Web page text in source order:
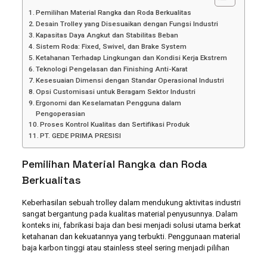
Pemilihan Material Rangka dan Roda Berkualitas
Desain Trolley yang Disesuaikan dengan Fungsi Industri
Kapasitas Daya Angkut dan Stabilitas Beban
Sistem Roda: Fixed, Swivel, dan Brake System
Ketahanan Terhadap Lingkungan dan Kondisi Kerja Ekstrem
Teknologi Pengelasan dan Finishing Anti-Karat
Kesesuaian Dimensi dengan Standar Operasional Industri
Opsi Customisasi untuk Beragam Sektor Industri
Ergonomi dan Keselamatan Pengguna dalam
Pengoperasian
Proses Kontrol Kualitas dan Sertifikasi Produk
PT. GEDE PRIMA PRESISI
Pemilihan Material Rangka dan Roda
Berkualitas
Keberhasilan sebuah trolley dalam mendukung aktivitas industri
sangat bergantung pada kualitas material penyusunnya. Dalam
konteks ini, fabrikasi baja dan besi menjadi solusi utama berkat
ketahanan dan kekuatannya yang terbukti. Penggunaan material
baja karbon tinggi atau stainless steel sering menjadi pilihan